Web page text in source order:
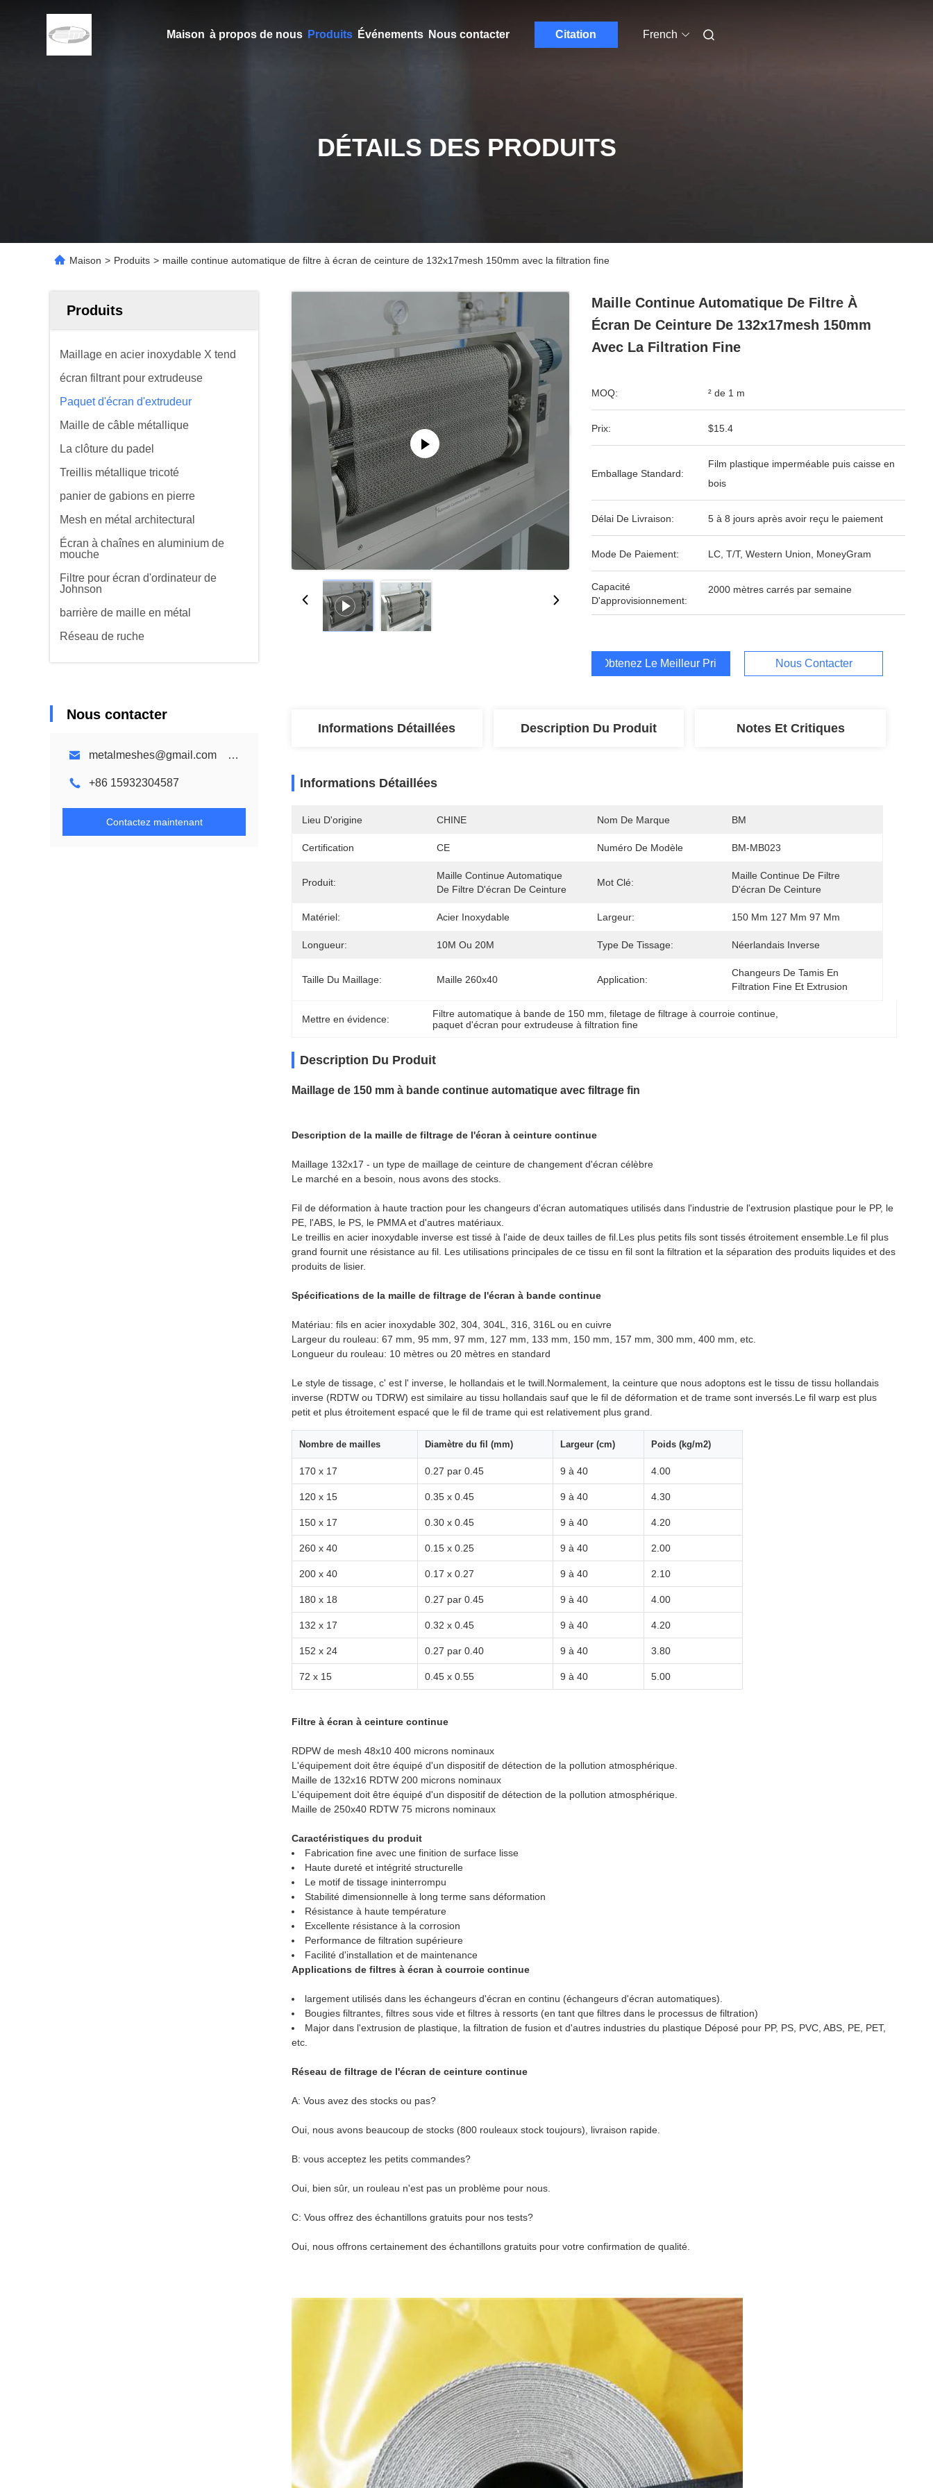
Maison à propos de nous Produits Événements Nous contacter Citation French
DÉTAILS DES PRODUITS
Maison > Produits > maille continue automatique de filtre à écran de ceinture de 132x17mesh 150mm avec la filtration fine
Produits
Maillage en acier inoxydable X tend
écran filtrant pour extrudeuse
Paquet d'écran d'extrudeur
Maille de câble métallique
La clôture du padel
Treillis métallique tricoté
panier de gabions en pierre
Mesh en métal architectural
Écran à chaînes en aluminium de
mouche
Filtre pour écran d'ordinateur de
Johnson
barrière de maille en métal
Réseau de ruche
Nous contacter
metalmeshes@gmail.com karen@bmmetalmesh.com
+86 15932304587
Contactez maintenant
Maille Continue Automatique De Filtre À
Écran De Ceinture De 132x17mesh 150mm
Avec La Filtration Fine
MOQ: ² de 1 m
Prix: $15.4
Emballage Standard:
Film plastique imperméable puis caisse en
bois
Délai De Livraison: 5 à 8 jours après avoir reçu le paiement
Mode De Paiement: LC, T/T, Western Union, MoneyGram
Capacité
D'approvisionnement:
2000 mètres carrés par semaine
Obtenez Le Meilleur Prix Nous Contacter
Informations Détaillées Description Du Produit Notes Et Critiques
Informations Détaillées
Lieu D'origine CHINE Nom De Marque BM
Certification CE Numéro De Modèle BM-MB023
Produit:
Maille Continue Automatique
De Filtre D'écran De Ceinture
Mot Clé:
Maille Continue De Filtre
D'écran De Ceinture
Matériel: Acier Inoxydable Largeur: 150 Mm 127 Mm 97 Mm
Longueur: 10M Ou 20M Type De Tissage: Néerlandais Inverse
Taille Du Maillage: Maille 260x40 Application:
Changeurs De Tamis En
Filtration Fine Et Extrusion
Mettre en évidence: Filtre automatique à bande de 150 mm , filetage de filtrage à courroie continue
paquet d'écran pour extrudeuse à filtration fine
Description Du Produit
Maillage de 150 mm à bande continue automatique avec filtrage fin
Description de la maille de filtrage de l'écran à ceinture continue
Maillage 132x17 - un type de maillage de ceinture de changement d'écran célèbre
Le marché en a besoin, nous avons des stocks.
Fil de déformation à haute traction pour les changeurs d'écran automatiques utilisés dans l'industrie de l'extrusion plastique pour le PP, le
PE, l'ABS, le PS, le PMMA et d'autres matériaux.
Le treillis en acier inoxydable inverse est tissé à l'aide de deux tailles de fil.Les plus petits fils sont tissés étroitement ensemble.Le fil plus
grand fournit une résistance au fil. Les utilisations principales de ce tissu en fil sont la filtration et la séparation des produits liquides et des
produits de lisier.
Spécifications de la maille de filtrage de l'écran à bande continue
Matériau: fils en acier inoxydable 302, 304, 304L, 316, 316L ou en cuivre
Largeur du rouleau: 67 mm, 95 mm, 97 mm, 127 mm, 133 mm, 150 mm, 157 mm, 300 mm, 400 mm, etc.
Longueur du rouleau: 10 mètres ou 20 mètres en standard
Le style de tissage, c' est l' inverse, le hollandais et le twill.Normalement, la ceinture que nous adoptons est le tissu de tissu hollandais
inverse (RDTW ou TDRW) est similaire au tissu hollandais sauf que le fil de déformation et de trame sont inversés.Le fil warp est plus
petit et plus étroitement espacé que le fil de trame qui est relativement plus grand.
Nombre de mailles Diamètre du fil (mm) Largeur (cm) Poids (kg/m2)
170 x 17 0.27 par 0.45 9 à 40 4.00
120 x 15 0.35 x 0.45 9 à 40 4.30
150 x 17 0.30 x 0.45 9 à 40 4.20
260 x 40 0.15 x 0.25 9 à 40 2.00
200 x 40 0.17 x 0.27 9 à 40 2.10
180 x 18 0.27 par 0.45 9 à 40 4.00
132 x 17 0.32 x 0.45 9 à 40 4.20
152 x 24 0.27 par 0.40 9 à 40 3.80
72 x 15 0.45 x 0.55 9 à 40 5.00
Filtre à écran à ceinture continue
RDPW de mesh 48x10 400 microns nominaux
L'équipement doit être équipé d'un dispositif de détection de la pollution atmosphérique.
Maille de 132x16 RDTW 200 microns nominaux
L'équipement doit être équipé d'un dispositif de détection de la pollution atmosphérique.
Maille de 250x40 RDTW 75 microns nominaux
Caractéristiques du produit
Fabrication fine avec une finition de surface lisse
Haute dureté et intégrité structurelle
Le motif de tissage ininterrompu
Stabilité dimensionnelle à long terme sans déformation
Résistance à haute température
Excellente résistance à la corrosion
Performance de filtration supérieure
Facilité d'installation et de maintenance
Applications de filtres à écran à courroie continue
largement utilisés dans les échangeurs d'écran en continu (échangeurs d'écran automatiques).
Bougies filtrantes, filtres sous vide et filtres à ressorts (en tant que filtres dans le processus de filtration)
Major dans l'extrusion de plastique, la filtration de fusion et d'autres industries du plastique Déposé pour PP, PS, PVC, ABS, PE, PET,
etc.
Réseau de filtrage de l'écran de ceinture continue
A: Vous avez des stocks ou pas?
Oui, nous avons beaucoup de stocks (800 rouleaux stock toujours), livraison rapide.
B: vous acceptez les petits commandes?
Oui, bien sûr, un rouleau n'est pas un problème pour nous.
C: Vous offrez des échantillons gratuits pour nos tests?
Oui, nous offrons certainement des échantillons gratuits pour votre confirmation de qualité.